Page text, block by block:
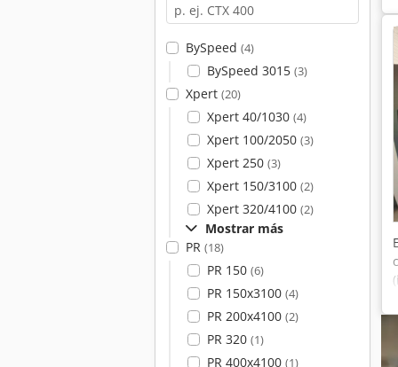
BySpeed (4)
BySpeed 3015 (3)
Xpert (20)
Xpert 40/1030 (4)
Xpert 100/2050 (3)
Xpert 250 (3)
Xpert 150/3100 (2)
Xpert 320/4100 (2)
Mostrar más
PR (18)
PR 150 (6)
PR 150x3100 (4)
PR 200x4100 (2)
PR 320 (1)
PR 400x4100 (1)